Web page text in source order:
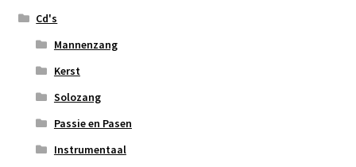
Cd's
Mannenzang
Kerst
Solozang
Passie en Pasen
Instrumentaal